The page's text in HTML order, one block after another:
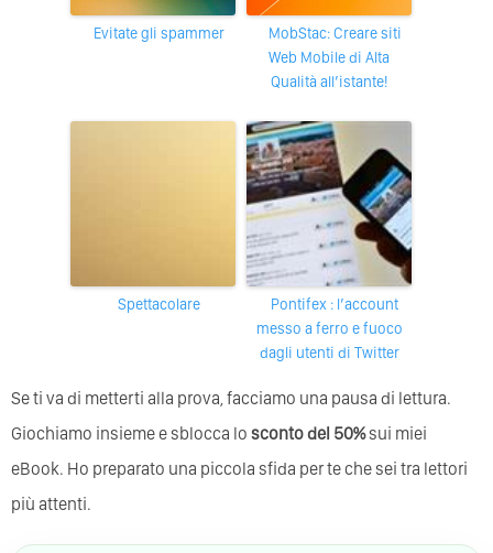
Evitate gli spammer
MobStac: Creare siti
Web Mobile di Alta
Qualità all’istante!
Spettacolare
Pontifex : l’account
messo a ferro e fuoco
dagli utenti di Twitter
Se ti va di metterti alla prova, facciamo una pausa di lettura.
Giochiamo insieme e sblocca lo sconto del 50%sui miei
eBook. Ho preparato una piccola sfida per te che sei tra lettori
più attenti.